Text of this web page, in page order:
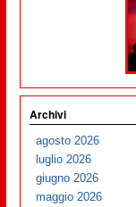
Archivi
agosto 2026
luglio 2026
giugno 2026
maggio 2026